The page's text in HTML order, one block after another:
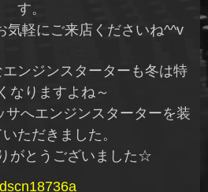
す。
気軽にご来店くださいね^^v
ンジンスターターも冬は特
なりますよね～
サへエンジンスターターを装
ただきました。
がとうございました☆